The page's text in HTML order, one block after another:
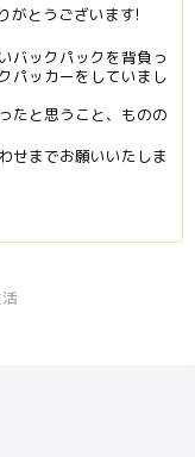
がとうございます!
バックパックを背負っ
パッカーをしていまし
たと思うこと、ものの
せまでお願いいたしま